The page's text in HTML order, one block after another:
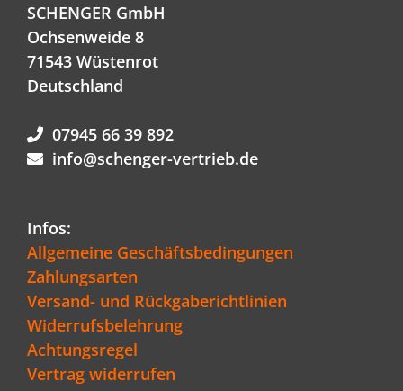
SCHENGER GmbH
Ochsenweide 8
71543 Wüstenrot
Deutschland
07945 66 39 892
info@schenger-vertrieb.de
Infos:
Allgemeine Geschäftsbedingungen
Zahlungsarten
Versand- und Rückgaberichtlinien
Widerrufsbelehrung
Achtungsregel
Vertrag widerrufen